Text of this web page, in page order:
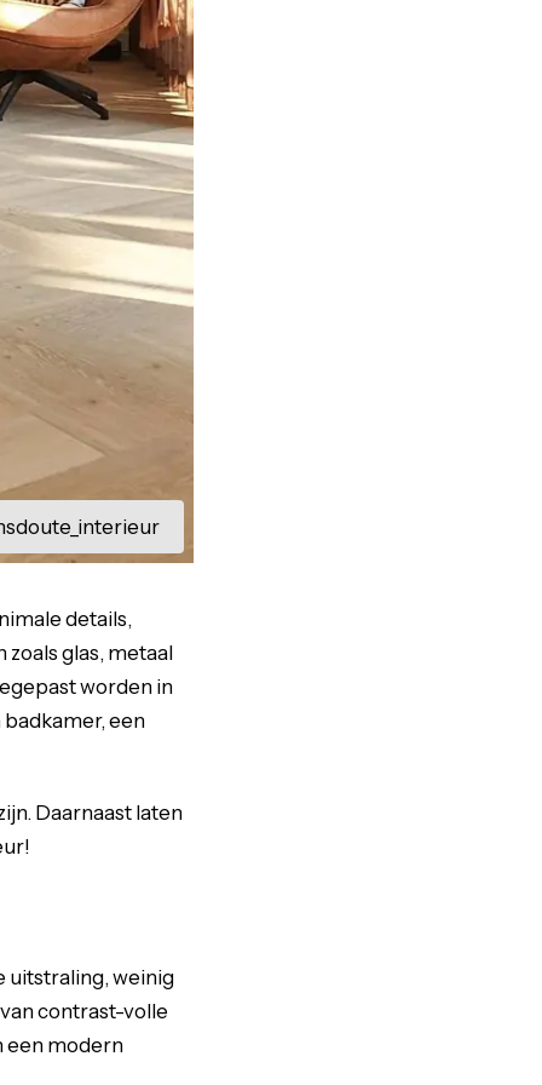
details,
glas, metaal
worden in
een
Daarnaast laten
uitstraling, weinig
contrast-volle
een modern